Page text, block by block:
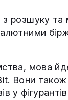
розшуку
мова
Вони
у